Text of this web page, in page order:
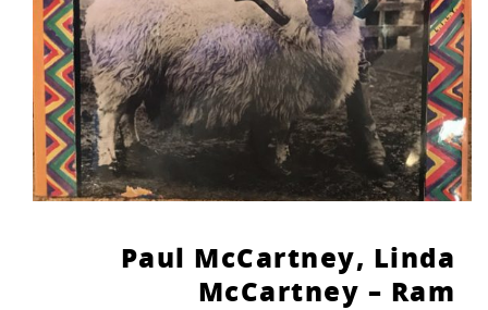
Paul McCartney, Linda
McCartney – Ram